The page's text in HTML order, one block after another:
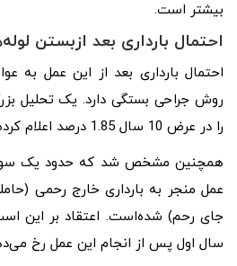
بیشتر است.
احتمال بارداری بعد ازبستن
احتمال بارداری بعد از این عمل به
روش جراحی بستگی دارد. یک تحلیل
را در عرض 10 سال 1.85 درصد اعلام کرده‌است.
همچنین مشخص شد که حدود یک سوم
عمل منجر به بارداری خارج رحمی
جای رحم) شده‌است. اعتقاد بر این
سال اول پس از انجام این عمل رخ